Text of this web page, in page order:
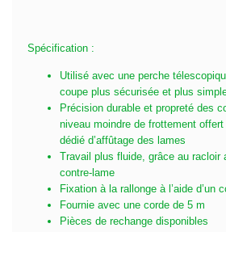
Spécification :
Utilisé avec une perche
coupe plus sécurisée et plus
Précision durable et propreté des
niveau moindre de frottement
dédié d’affûtage des lames
Travail plus fluide, grâce au racloir
contre-lame
Fixation à la rallonge à l’aide d’un
Fournie avec une corde de 5 m
Pièces de rechange disponibles